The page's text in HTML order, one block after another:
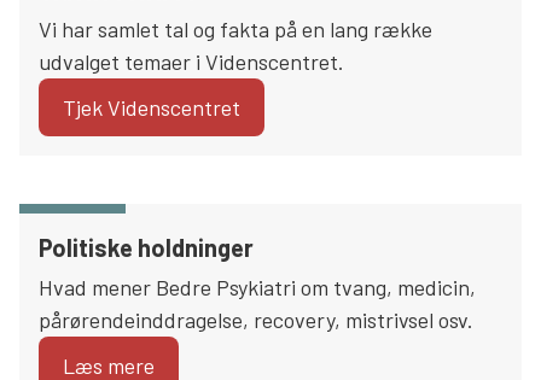
Vi har samlet tal og fakta på en lang række
udvalget temaer i Videnscentret.
Tjek Videnscentret
Politiske holdninger
Hvad mener Bedre Psykiatri om tvang, medicin,
pårørendeinddragelse, recovery, mistrivsel osv.
Læs mere